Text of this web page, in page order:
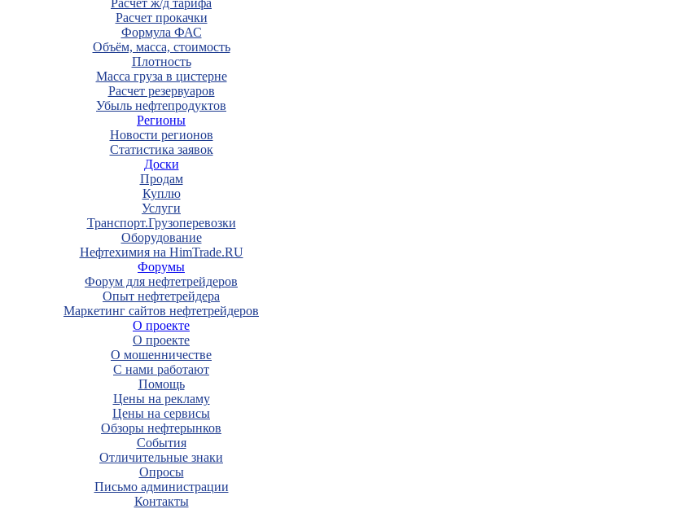
Расчет ж/д тарифа
Расчет прокачки
Формула ФАС
Объём, масса, стоимость
Плотность
Масса груза в цистерне
Расчет резервуаров
Убыль нефтепродуктов
Регионы
Новости регионов
Статистика заявок
Доски
Продам
Куплю
Услуги
Транспорт.Грузоперевозки
Оборудование
Нефтехимия на HimTrade.RU
Форумы
Форум для нефтетрейдеров
Опыт нефтетрейдера
Маркетинг сайтов нефтетрейдеров
О проекте
О проекте
О мошенничестве
С нами работают
Помощь
Цены на рекламу
Цены на сервисы
Обзоры нефтерынков
События
Отличительные знаки
Опросы
Письмо администрации
Контакты